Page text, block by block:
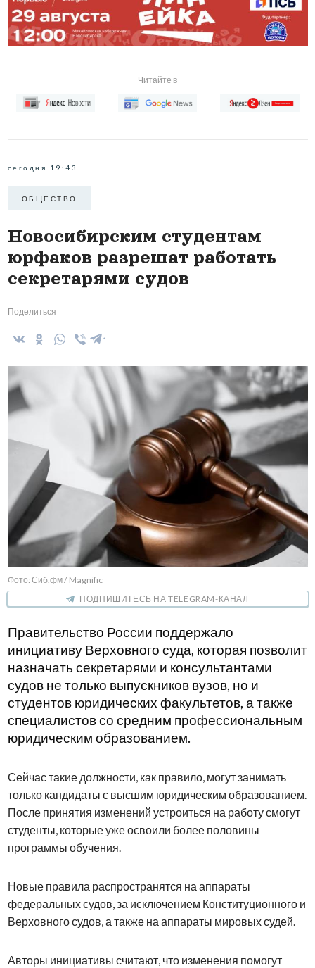
Читайте в
сегодня 19:43
ОБЩЕСТВО
Новосибирским студентам
юрфаков разрешат работать
секретарями судов
Поделиться
Фото: Сиб.фм / Magnific
ПОДПИШИТЕСЬ НА TELEGRAM-КАНАЛ
Правительство России поддержало
инициативу Верховного суда, которая позволит
назначать секретарями и консультантами
судов не только выпускников вузов, но и
студентов юридических факультетов, а также
специалистов со средним профессиональным
юридическим образованием.
Сейчас такие должности, как правило, могут занимать
только кандидаты с высшим юридическим образованием.
После принятия изменений устроиться на работу смогут
студенты, которые уже освоили более половины
программы обучения.
Новые правила распространятся на аппараты
федеральных судов, за исключением Конституционного и
Верховного судов, а также на аппараты мировых судей.
Авторы инициативы считают, что изменения помогут